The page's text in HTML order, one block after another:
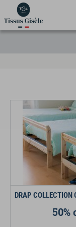
DRAP COLLECTION
50%